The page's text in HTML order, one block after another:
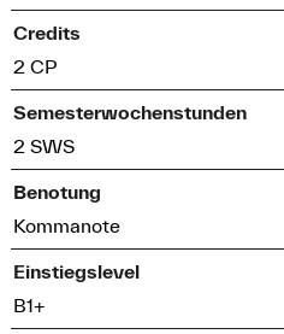
Credits
2 CP
Semesterwochenstunden
2 SWS
Benotung
Kommanote
Einstiegslevel
B1+